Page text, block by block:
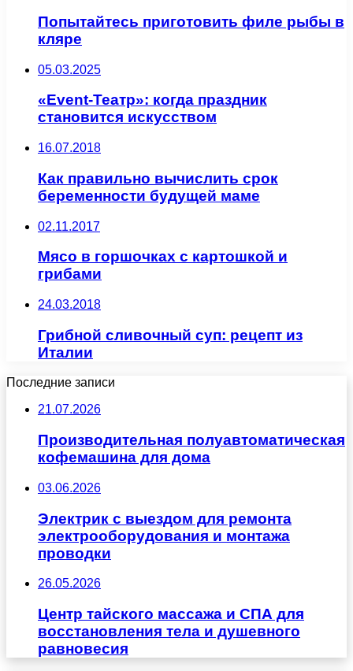
Попытайтесь приготовить филе рыбы в
кляре
05.03.2025
«Event-Театр»: когда праздник
становится искусством
16.07.2018
Как правильно вычислить срок
беременности будущей маме
02.11.2017
Мясо в горшочках с картошкой и
грибами
24.03.2018
Грибной сливочный суп: рецепт из
Италии
Последние записи
21.07.2026
Производительная полуавтоматическая
кофемашина для дома
03.06.2026
Электрик с выездом для ремонта
электрооборудования и монтажа
проводки
26.05.2026
Центр тайского массажа и СПА для
восстановления тела и душевного
равновесия